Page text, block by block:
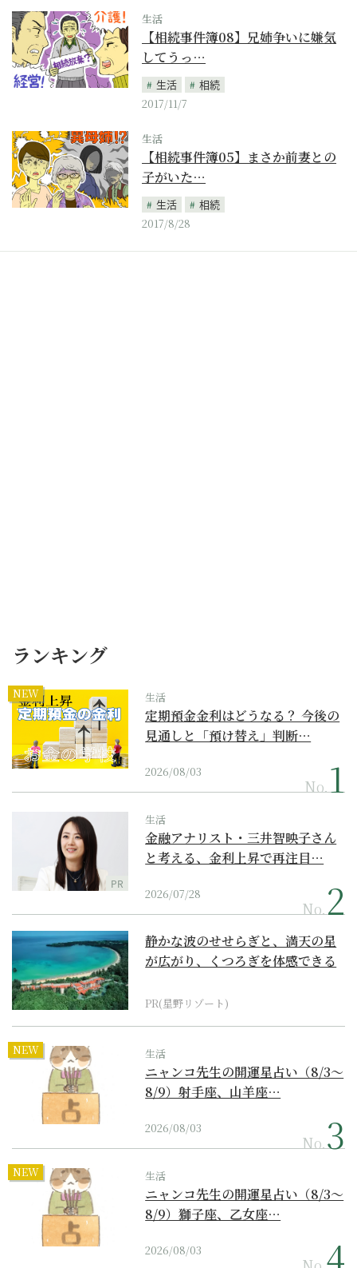
生活
【相続事件簿08】兄姉争いに嫌気
してうっ…
生活
相続
2017/11/7
生活
【相続事件簿05】まさか前妻との
子がいた…
生活
相続
2017/8/28
ランキング
NEW 生活
定期預金金利はどうなる？ 今後の
見通しと「預け替え」判断…
2026/08/03
No.
PR
生活
金融アナリスト・三井智映子さん
と考える、金利上昇で再注目…
2026/07/28
No.
静かな波のせせらぎと、満天の星
が広がり、くつろぎを体感できる
PR(星野リゾート)
NEW 生活
ニャンコ先生の開運星占い（8/3～
8/9）射手座、山羊座…
2026/08/03
No.
NEW 生活
ニャンコ先生の開運星占い（8/3～
8/9）獅子座、乙女座…
2026/08/03